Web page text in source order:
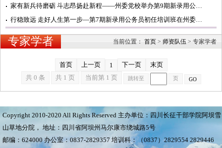
专家学者 当前位置： 首页 > 师资队伍 > 专家学者
首页 上一页 1 下一页
末页
共 0 条
共 1 页 当前第 1 页 跳转至 页 GO
Copyright 2010-2020 All Rights Reserved 主办单位：四川长征干部学院阿坝雪
山草地分院， 地址：四川省阿坝州马尔康市绕城路5号
邮编：624000 办公室：0837-2829357 培训科：（0837）2829554 2829446